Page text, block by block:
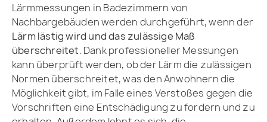
Lärmmessungen in Badezimmern von
Nachbargebäuden werden durchgeführt, wenn der
Lärm lästig wird und das zulässige Maß
überschreitet. Dank professioneller Messungen
kann überprüft werden, ob der Lärm die zulässigen
Normen überschreitet, was den Anwohnern die
Möglichkeit gibt, im Falle eines Verstoßes gegen die
Vorschriften eine Entschädigung zu fordern und zu